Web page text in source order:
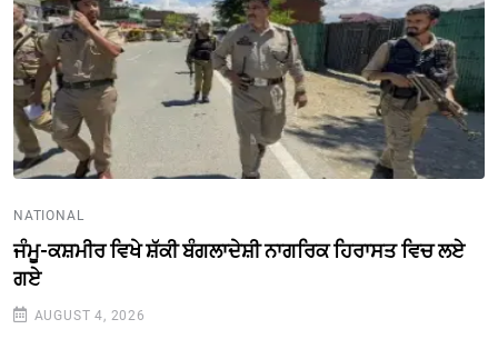
NATIONAL
ਜੰਮੂ-ਕਸ਼ਮੀਰ ਵਿਖੇ ਸ਼ੱਕੀ ਬੰਗਲਾਦੇਸ਼ੀ ਨਾਗਰਿਕ ਹਿਰਾਸਤ ਵਿਚ ਲਏ
ਗਏ
AUGUST 4, 2026